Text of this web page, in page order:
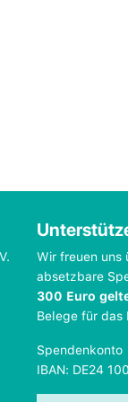
Wir freuen uns
absetzbare
300 Euro
Belege für das
Spendenkonto
IBAN: DE24